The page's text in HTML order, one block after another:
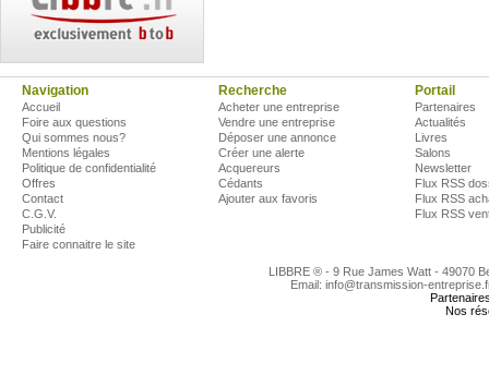
Navigation
Accueil
Foire aux questions
Qui sommes nous?
Mentions légales
Politique de confidentialité
Offres
Contact
C.G.V.
Publicité
Faire connaitre le site
Recherche
Acheter une entreprise
Vendre une entreprise
Déposer une annonce
Créer une alerte
Acquereurs
Cédants
Ajouter aux favoris
Portail
Partenaires
Actualités
Livres
Salons
Newsletter
Flux RSS
Flux RSS
Flux RSS
LIBBRE ® - 9 Rue James Watt - 49070
Email: info@transmission-
Nos